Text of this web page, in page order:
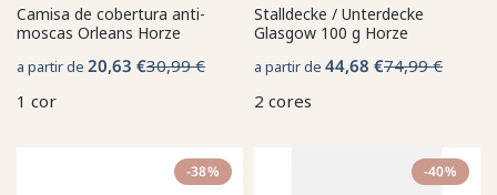
Camisa de cobertura anti-
moscas Orleans Horze
a partir de 20,63 €30,99 €
1 cor
Stalldecke / Unterdecke
Glasgow 100 g Horze
a partir de 44,68 €74,99 €
2 cores
-38% -40%